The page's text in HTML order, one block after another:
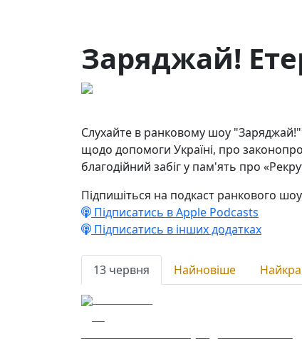
Заряджай!
Слухайте в ранковому шоу
щодо допомоги Україні, про
благодійний забіг у пам'ять про
Підпишіться на подкаст ранкового
Підписатись в Apple Podcasts
Підписатись в інших додатках
13 червня Найновіше